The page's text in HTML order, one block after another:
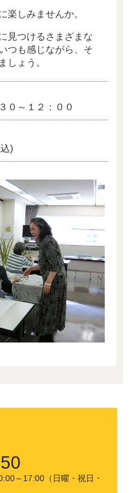
楽しみませんか。
見つけるさまざまな
つも感じながら、そ
しょう。
０～１２：００
)
～17:00（日曜・祝日・